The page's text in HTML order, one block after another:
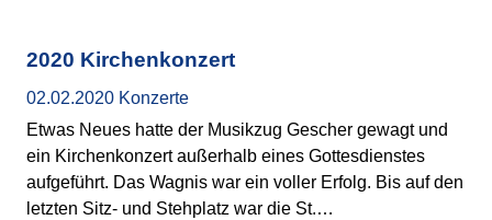
2020 Kirchenkonzert
02.02.2020 Konzerte
Etwas Neues hatte der Musikzug Gescher gewagt und
ein Kirchenkonzert außerhalb eines Gottesdienstes
aufgeführt. Das Wagnis war ein voller Erfolg. Bis auf den
letzten Sitz- und Stehplatz war die St.…